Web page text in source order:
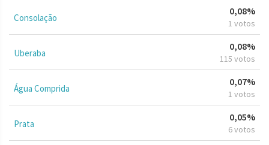
Consolação
0,08%
1 votos
Uberaba
0,08%
115 votos
Água Comprida
0,07%
1 votos
Prata
0,05%
6 votos